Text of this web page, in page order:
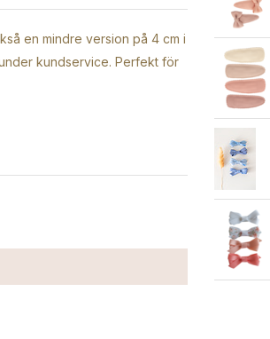
en mindre version på 4 cm i
kundservice. Perfekt för